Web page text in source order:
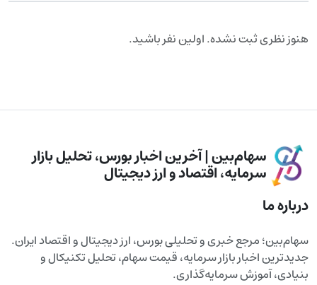
هنوز نظری ثبت نشده. اولین نفر باشید.
سهام‌بین | آخرین اخبار بورس، تحلیل بازار
سرمایه، اقتصاد و ارز دیجیتال
درباره ما
سهام‌بین؛ مرجع خبری و تحلیلی بورس، ارز دیجیتال و اقتصاد ایران.
جدیدترین اخبار بازار سرمایه، قیمت سهام، تحلیل تکنیکال و
بنیادی، آموزش سرمایه‌گذاری.